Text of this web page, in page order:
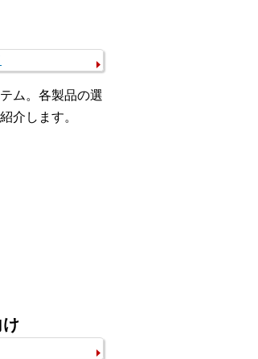
ム。各製品の選
介します。